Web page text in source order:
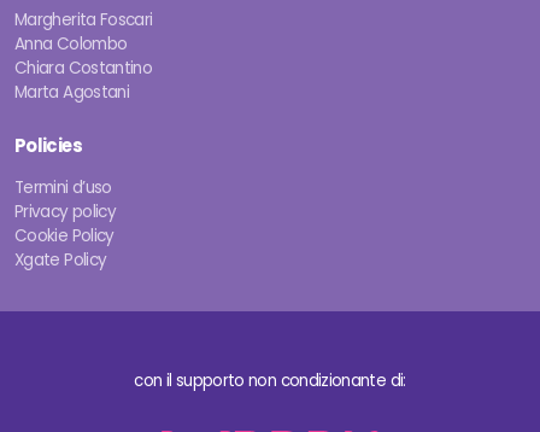
Margherita Foscari
Anna Colombo
Chiara Costantino
Marta Agostani
Policies
Termini d’uso
Privacy policy
Cookie Policy
Xgate Policy
con il supporto non condizionante di: